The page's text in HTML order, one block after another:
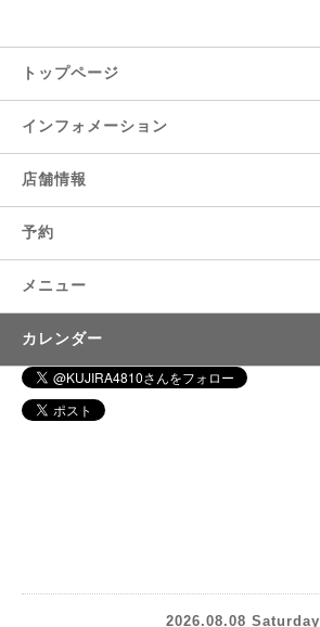
トップページ
インフォメーション
店舗情報
予約
メニュー
カレンダー
2026.08.08 Saturday